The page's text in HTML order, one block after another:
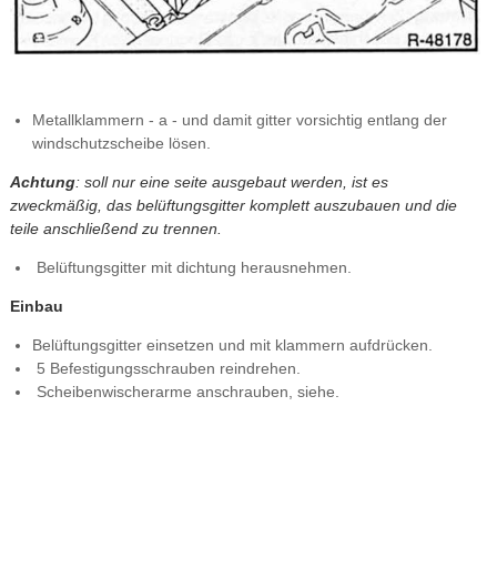
Metallklammern - a - und damit gitter vorsichtig entlang der
windschutzscheibe lösen.
Achtung: soll nur eine seite ausgebaut werden, ist es
zweckmäßig, das belüftungsgitter komplett auszubauen und die
teile anschließend zu trennen.
Belüftungsgitter mit dichtung herausnehmen.
Einbau
Belüftungsgitter einsetzen und mit klammern aufdrücken.
5 Befestigungsschrauben reindrehen.
Scheibenwischerarme anschrauben, siehe.